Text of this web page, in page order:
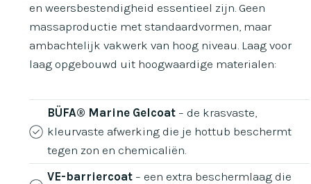
en weersbestendigheid essentieel zijn. Geen
massaproductie met standaardvormen, maar
ambachtelijk vakwerk van hoog niveau. Laag voor
laag opgebouwd uit hoogwaardige materialen:
BÜFA® Marine Gelcoat – de krasvaste,
kleurvaste afwerking die je hottub beschermt
tegen zon en chemicaliën.
VE-barriercoat – een extra beschermlaag die